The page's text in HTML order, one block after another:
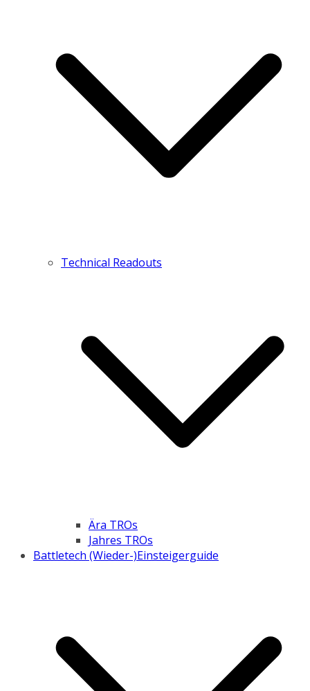
Technical Readouts
Ära TROs
Jahres TROs
Battletech (Wieder-)Einsteigerguide